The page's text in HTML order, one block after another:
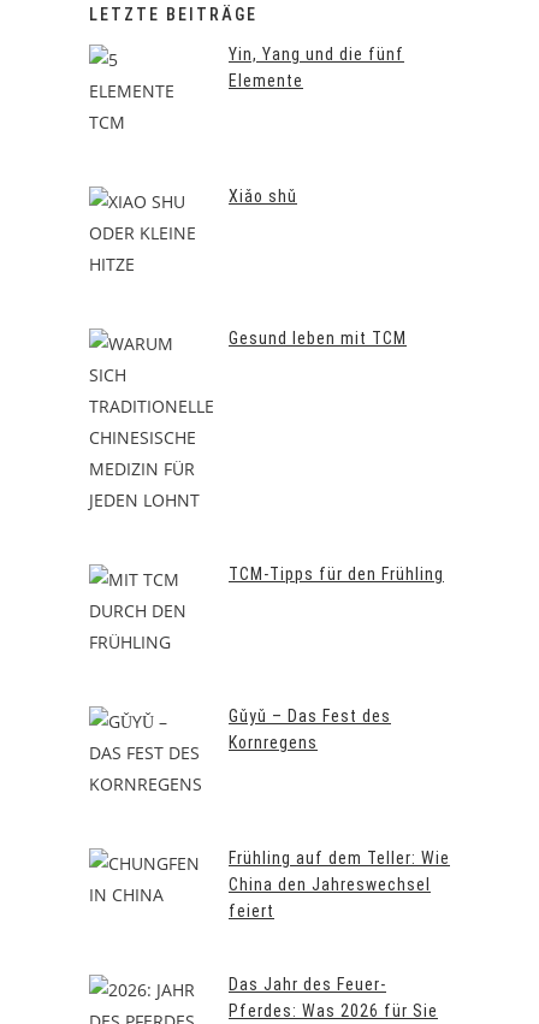
LETZTE BEITRÄGE
Yin, Yang und die fünf
Elemente
Xiǎo shǔ
Gesund leben mit TCM
TCM-Tipps für den Frühling
Gǔyǔ – Das Fest des
Kornregens
Frühling auf dem Teller: Wie
China den Jahreswechsel
feiert
Das Jahr des Feuer-
Pferdes: Was 2026 für Sie